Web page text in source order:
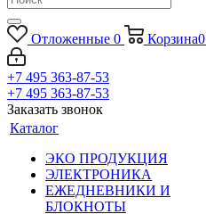
Отложенные 0 Корзина0
+7 495 363-87-53
+7 495 363-87-53
Заказать звонок
Каталог
ЭКО ПРОДУКЦИЯ
ЭЛЕКТРОНИКА
ЕЖЕДНЕВНИКИ И
БЛОКНОТЫ